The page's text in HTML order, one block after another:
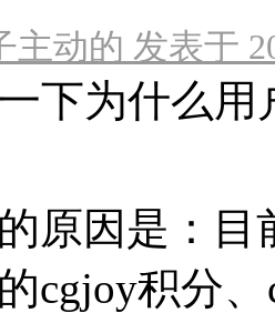
主动的 发表于
下为什么用
原因是：目
cgjoy积分